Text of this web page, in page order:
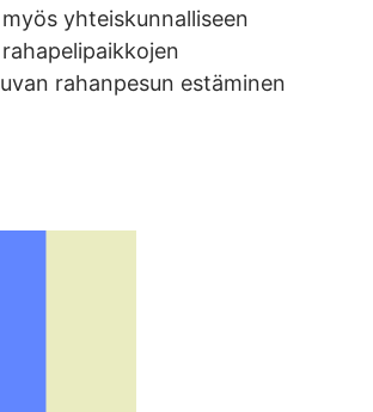
yhteiskunnalliseen
rahanpesun estäminen